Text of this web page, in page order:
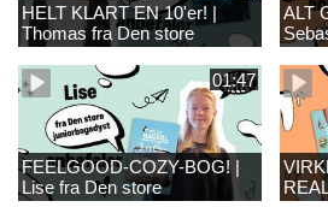
HELT KLART EN 10'er! |
Thomas fra Den store
juniorbagedyst anbefaler
ILTTYV
ALT
01:47
FEELGOOD-COZY-BOG! |
Lise fra Den store